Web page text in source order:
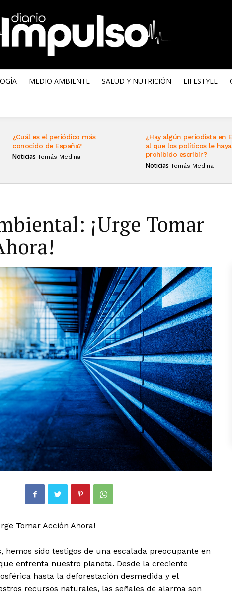
MEDIO AMBIENTE SALUD Y NUTRICIÓN LIFESTYLE
¿Cuál es el periódico más
conocido de España?
Noticias Tomás Medina
¿Hay algún periodista en
al que los políticos le
prohibido escribir?
Noticias Tomás Medina
¡Urge Tomar
Tomar Acción Ahora!
hemos sido testigos de una escalada preocupante en
enfrenta nuestro planeta. Desde la creciente
hasta la deforestación desmedida y el
recursos naturales, las señales de alarma son